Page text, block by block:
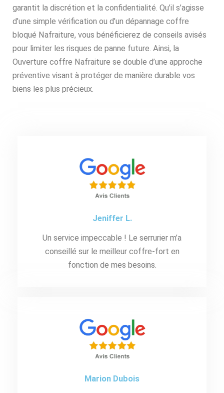
garantit la discrétion et la confidentialité. Qu’il s’agisse
d’une simple vérification ou d’un dépannage coffre
bloqué Nafraiture, vous bénéficierez de conseils avisés
pour limiter les risques de panne future. Ainsi, la
Ouverture coffre Nafraiture se double d’une approche
préventive visant à protéger de manière durable vos
biens les plus précieux.
Jeniffer L.
Un service impeccable ! Le serrurier m’a
conseillé sur le meilleur coffre-fort en
fonction de mes besoins.
Marion Dubois